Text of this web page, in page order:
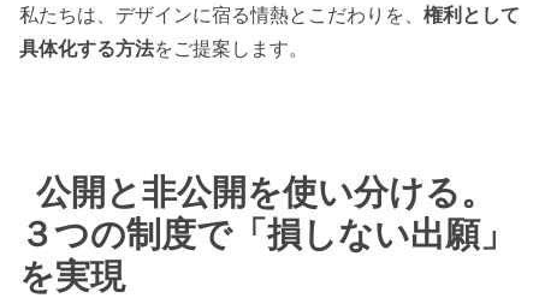
私たちは、デザインに宿る情熱とこだわりを、 権利として
具体化する方法をご提案します。
公開と非公開を使い分ける。
３つの制度で「損しない出願」
を実現